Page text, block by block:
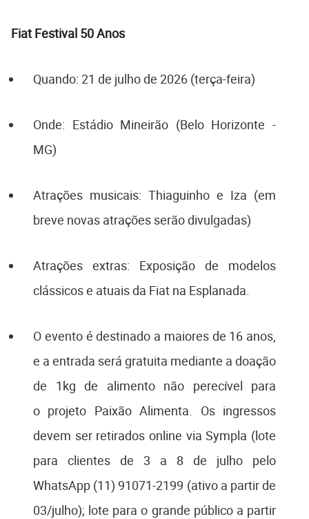
Fiat Festival 50 Anos
Quando: 21 de julho de 2026 (terça-feira)
Onde: Estádio Mineirão (Belo Horizonte -
MG)
Atrações musicais: Thiaguinho e Iza (em
breve novas atrações serão divulgadas)
Atrações extras: Exposição de modelos
clássicos e atuais da Fiat na Esplanada.
O evento é destinado a maiores de 16 anos,
e a entrada será gratuita mediante a doação
de 1kg de alimento não perecível para
o projeto Paixão Alimenta. Os ingressos
devem ser retirados online via Sympla (lote
para clientes de 3 a 8 de julho pelo
WhatsApp (11) 91071-2199 (ativo a partir de
03/julho); lote para o grande público a partir